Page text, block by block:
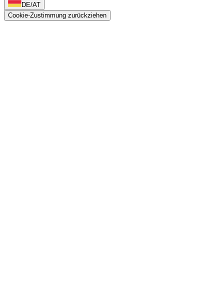
DE/AT
Cookie-Zustimmung zurückziehen